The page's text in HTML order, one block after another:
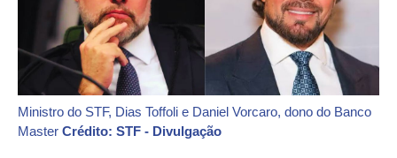
Ministro do STF, Dias Toffoli e Daniel Vorcaro, dono do Banco
Master Crédito: STF - Divulgação